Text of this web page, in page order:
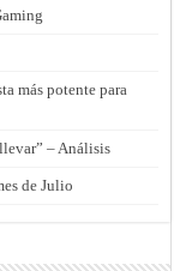
más potente para
– Análisis
de Julio